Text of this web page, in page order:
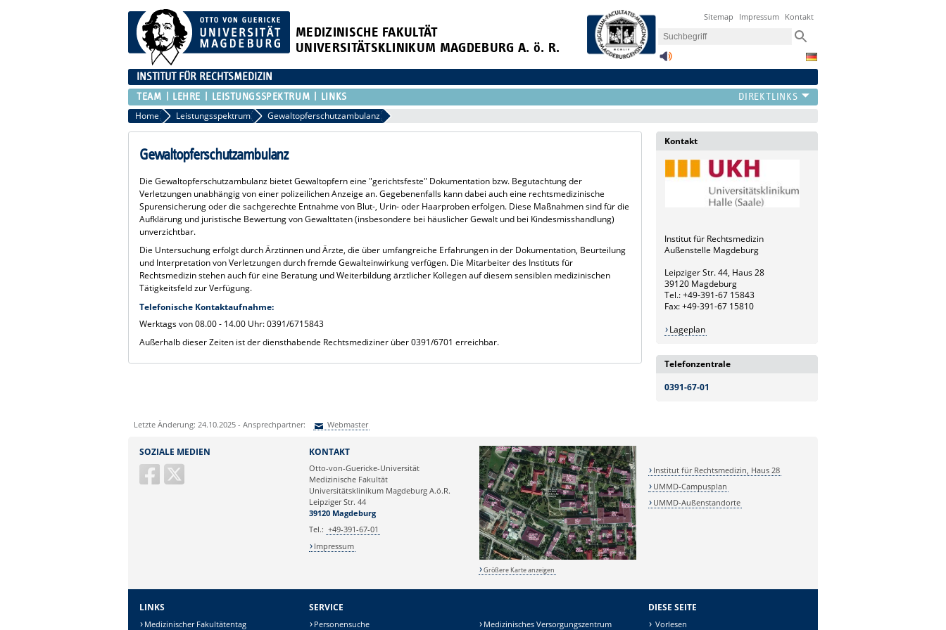
MEDIZINISCHE FAKULTÄT
UNIVERSITÄTSKLINIKUM MAGDEBURG A. ö. R.
Sitemap Impressum Kontakt
INSTITUT FÜR RECHTSMEDIZIN
TEAM LEHRE LEISTUNGSSPEKTRUM LINKS
Home Leistungsspektrum Gewaltopferschutzambulanz
Gewaltopferschutzambulanz
Die Gewaltopferschutzambulanz bietet Gewaltopfern eine "gerichtsfeste" Dokumentation bzw. Begutachtung der
Verletzungen unabhängig von einer polizeilichen Anzeige an. Gegebenenfalls kann dabei auch eine rechtsmedizinische
Spurensicherung oder die sachgerechte Entnahme von Blut-, Urin- oder Haarproben erfolgen. Diese Maßnahmen sind für die
Aufklärung und juristische Bewertung von Gewalttaten (insbesondere bei häuslicher Gewalt und bei Kindesmisshandlung)
unverzichtbar.
Die Untersuchung erfolgt durch Ärztinnen und Ärzte, die über umfangreiche Erfahrungen in der Dokumentation, Beurteilung
und Interpretation von Verletzungen durch fremde Gewalteinwirkung verfügen. Die Mitarbeiter des Instituts für
Rechtsmedizin stehen auch für eine Beratung und Weiterbildung ärztlicher Kollegen auf diesem sensiblen medizinischen
Tätigkeitsfeld zur Verfügung.
Telefonische Kontaktaufnahme:
Werktags von 08.00 - 14.00 Uhr: 0391/6715843
Außerhalb dieser Zeiten ist der diensthabende Rechtsmediziner über 0391/6701 erreichbar.
Kontakt
Institut für Rechtsmedizin
Außenstelle Magdeburg
Leipziger Str. 44, Haus 28
39120 Magdeburg
Tel.: +49-391-67 15843
Fax: +49-391-67 15810
Lageplan
Telefonzentrale
0391-67-01
Letzte Änderung: 24.10.2025 - Ansprechpartner: Webmaster
Ihre E-Mailadresse:
SOZIALE MEDIEN KONTAKT
Otto-von-Guericke-Universität
Medizinische Fakultät
Universitätsklinikum Magdeburg A.ö.R.
Leipziger Str. 44
39120 Magdeburg
Tel.: +49-391-67-01
Impressum
Größere Karte anzeigen
Institut für Rechtsmedizin, Haus 28
UMMD-Campusplan
UMMD-Außenstandorte
LINKS
Medizinischer Fakultätentag
SERVICE
Personensuche Medizinisches Versorgungszentrum
DIESE SEITE
Vorlesen